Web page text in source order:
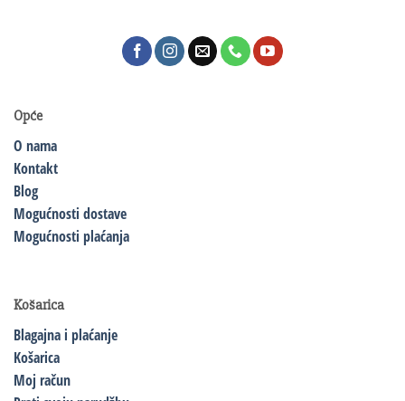
Opće
O nama
Kontakt
Blog
Mogućnosti dostave
Mogućnosti plaćanja
Košarica
Blagajna i plaćanje
Košarica
Moj račun